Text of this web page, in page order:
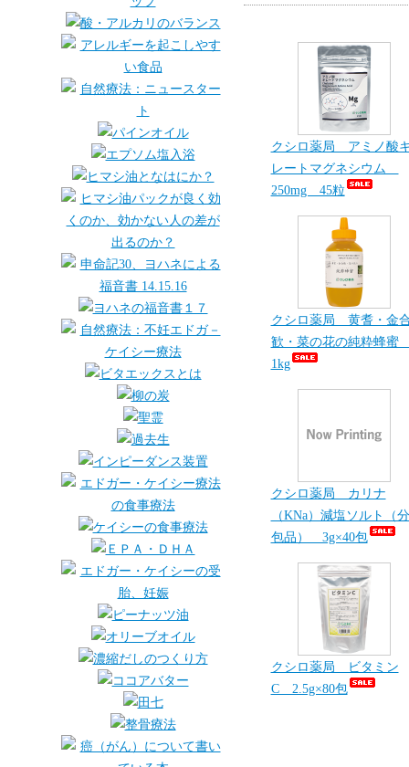
クシロ薬局 アミノ酸
レートマグネシウム
250mg 45粒
クシロ薬局 黄耆・金
歓・菜の花の純粋蜂
1kg
クシロ薬局 カリナ
（KNa）減塩ソルト（分
包品） 3g×40包
クシロ薬局 ビタミン
C 2.5g×80包